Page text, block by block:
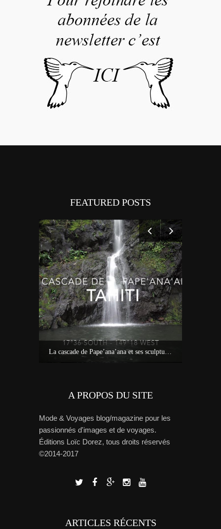
FEATURED POSTS
La cascade de Pape’ana’ana et ses sculptures à Hitia’a – Tahiti
A PROPOS DU SITE
Mode & Voyages blog/magazine pour les
passionnés d'images et de voyages.
Éditions Loïc Dorez, tous droits réservés
©2014-2017
ARTICLES RÉCENTS